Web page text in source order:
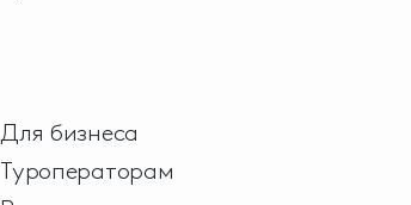
Для бизнеса
Туроператорам